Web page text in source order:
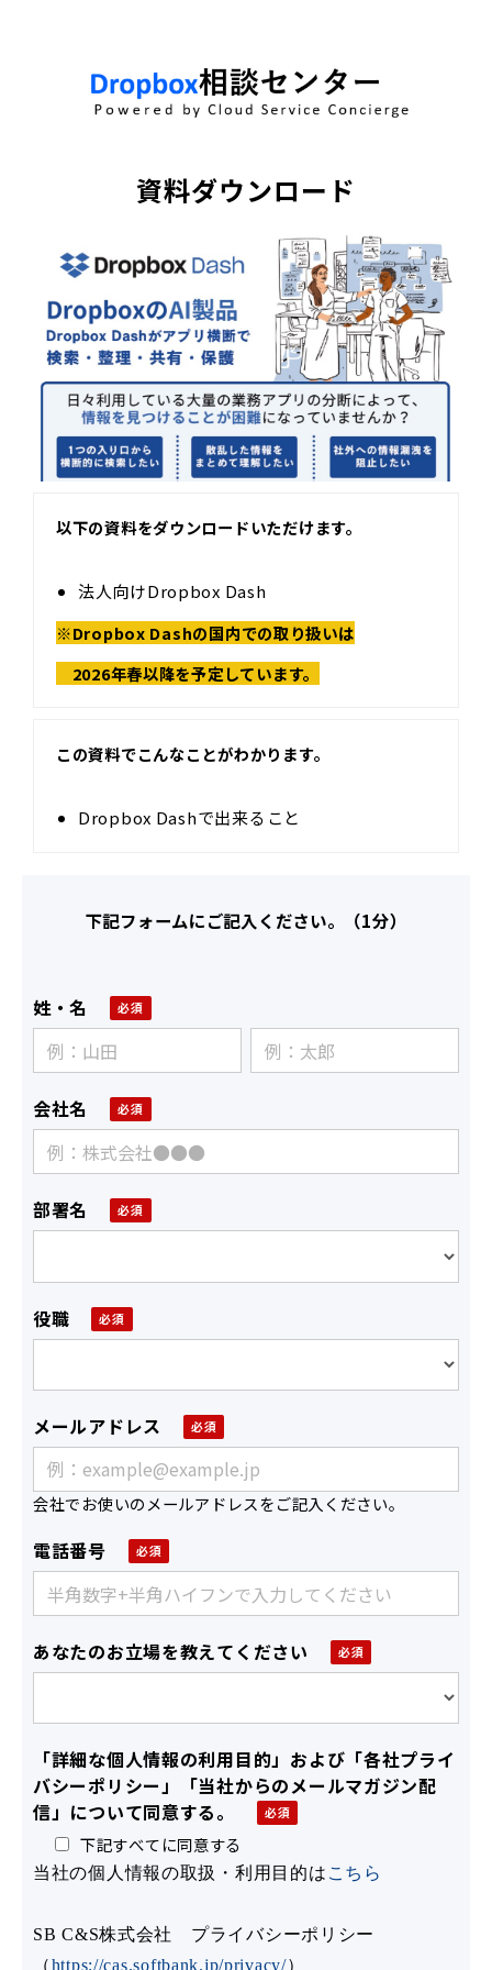
資料ダウンロード
以下の資料をダウンロードいただけます。
法人向けDropbox Dash
※Dropbox Dashの国内での取り扱いは
2026年春以降を予定しています。
この資料でこんなことがわかります。
Dropbox Dashで出来ること
下記フォームにご記入ください。（1分）
姓・名
会社名
部署名
役職
メールアドレス
会社でお使いのメールアドレスをご記入ください。
電話番号
あなたのお立場を教えてください
「詳細な個人情報の利用目的」および「各社プライ
バシーポリシー」「当社からのメールマガジン配
信」について同意する。
下記すべてに同意する
当社の個人情報の取扱・利用目的は こちら
SB C&S株式会社 プライバシーポリシー
（https://cas.softbank.jp/privacy/）